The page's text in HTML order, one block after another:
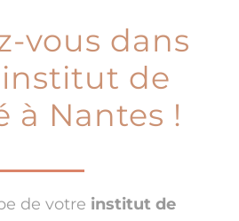
vous dans
de
à Nantes !
de votre institut de